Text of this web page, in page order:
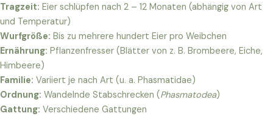
Tragzeit: Eier schlüpfen nach 2 – 12 Monaten (abhängig von Art
und Temperatur)
Wurfgröße: Bis zu mehrere hundert Eier pro Weibchen
Ernährung: Pflanzenfresser (Blätter von z. B. Brombeere, Eiche,
Himbeere)
Familie: Variiert je nach Art (u. a. Phasmatidae)
Ordnung: Wandelnde Stabschrecken (Phasmatodea)
Gattung: Verschiedene Gattungen